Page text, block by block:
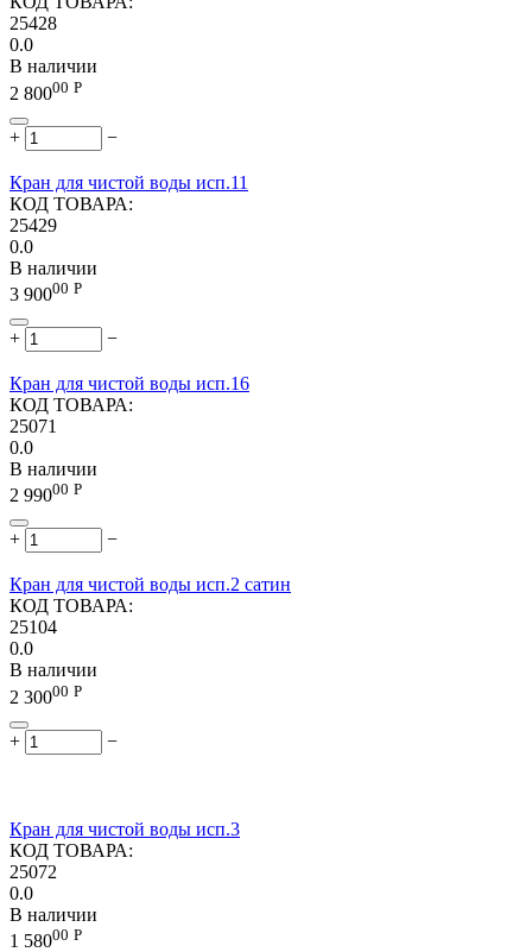
25428
0.0
В наличии
2 80000 Р
+ −
Кран для чистой воды исп.11
КОД ТОВАРА:
25429
0.0
В наличии
3 90000 Р
+ −
Кран для чистой воды исп.16
КОД ТОВАРА:
25071
0.0
В наличии
2 99000 Р
+ −
Кран для чистой воды исп.2 сатин
КОД ТОВАРА:
25104
0.0
В наличии
2 30000 Р
+ −
Кран для чистой воды исп.3
КОД ТОВАРА:
25072
0.0
В наличии
1 58000 Р